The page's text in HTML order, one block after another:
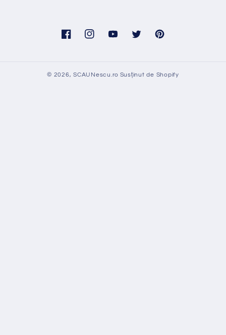
FacebookInstagramYouTubeTwitter Pinterest
© 2026,SCAUNescu.ro Susținut de Shopify